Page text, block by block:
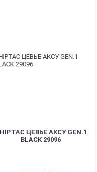
ЦЕВЬЕ АКСУ GEN.1
BLACK 29096